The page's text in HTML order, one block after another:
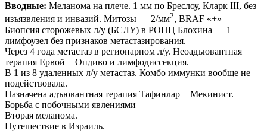
Вводные: Меланома на плече. 1 мм по Бреслоу, Кларк III, без
изъязвления и инвазий. Митозы — 2/мм2, BRAF «+»
Биопсия сторожевых л/у (БСЛУ) в РОНЦ Блохина — 1
лимфоузел без признаков метастазирования.
Через 4 года метастаз в регионарном л/у. Неоадъювантная
терапия Ервой + Опдиво и лимфодиссекция.
В 1 из 8 удаленных л/у метастаз. Комбо иммунки вообще не
подействовала.
Назначена адъювантная терапия Тафинлар + Мекинист.
Борьба с побочными явлениями
Вторая меланома.
Путешествие в Израиль.